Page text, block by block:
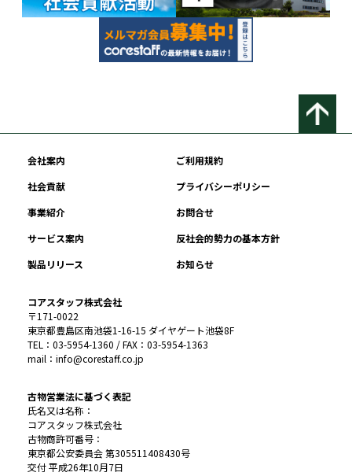
会社案内
ご利用規約
社会貢献
プライバシーポリシー
事業紹介
お問合せ
サービス案内
反社会的勢力の基本方針
製品リリース
お知らせ
コアスタッフ株式会社
〒171-0022
東京都豊島区南池袋1-16-15 ダイヤゲート池袋8F
TEL：03-5954-1360 / FAX：03-5954-1363
mail：info@corestaff.co.jp
古物営業法に基づく表記
氏名又は名称：
コアスタッフ株式会社
古物商許可番号：
東京都公安委員会 第305511408430号
交付 平成26年10月7日